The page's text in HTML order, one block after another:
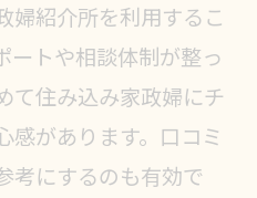
婦紹介所を利用するこ
ートや相談体制が整っ
て住み込み家政婦にチ
感があります。口コミ
考にするのも有効で